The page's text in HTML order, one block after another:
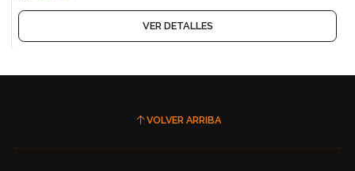
VER DETALLES
VOLVER ARRIBA